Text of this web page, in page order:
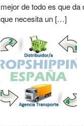
mejor de todo es que da
que necesita un […]